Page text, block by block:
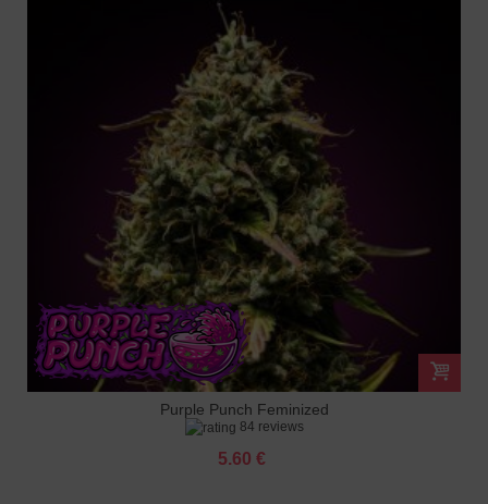
Purple Punch Feminized
84 reviews
5.60 €